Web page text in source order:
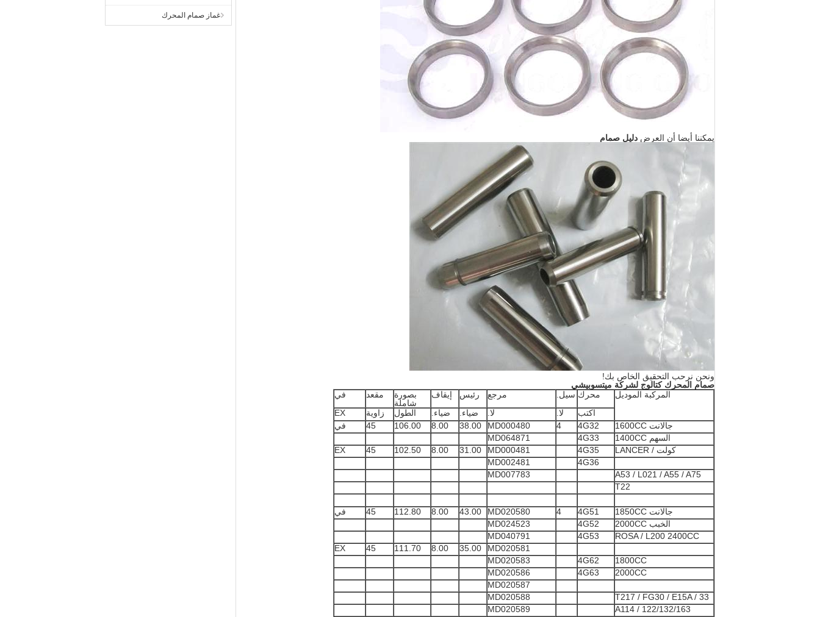
غماز صمام المحرك
يمكننا أيضا أن العرض دليل صمام
ونحن نرحب التحقيق الخاص بك!
صمام المحرك كتالوج لشركة ميتسوبيشي
المركبة الموديل
محرك سيل. مرجع رئيس إيقاف
بصورة
شاملة
مقعد
في
اكتب
لا. لا. ضياء. ضياء. الطول زاوية
EX
جالانت 1600CC
4G32
4
MD000480
38.00
8.00
106.00
45
في
السهم 1400CC
4G33
MD064871
كولت / LANCER
4G35
MD000481
31.00
8.00
102.50
45
EX
4G36
MD002481
A53 / L021 / A55 / A75
MD007783
T22
جالانت 1850CC 4G51
4
MD020580
43.00
8.00
112.80
45
في
الخبب 2000CC
4G52
MD024523
ROSA / L200 2400CC
4G53
MD040791
MD020581
35.00
8.00
111.70
45
EX
1800CC
4G62
MD020583
2000CC
4G63
MD020586
MD020587
T217 / FG30 / E15A / 33
MD020588
A114 / 122/132/163
MD020589